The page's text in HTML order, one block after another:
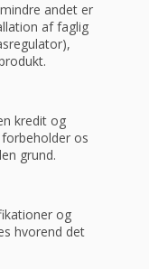
andet er
af faglig
kredit og
os
grund.
og
hvorend det